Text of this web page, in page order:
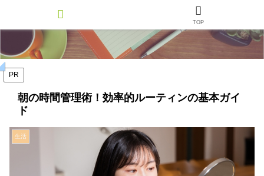
PR
朝の時間管理術！効率的ルーティンの基本ガイ
ド
生活
TOP